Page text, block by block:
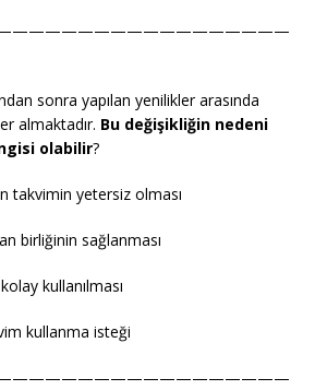
sonra yapılan yenilikler arasında
almaktadır. Bu değişikliğin nedeni
olabilir?
takvimin yetersiz olması
birliğinin sağlanması
kullanılması
kullanma isteği